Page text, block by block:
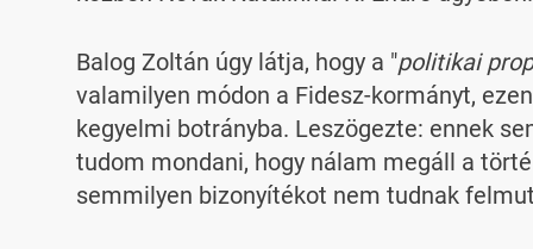
Balog Zoltán úgy látja, hogy a "politikai
valamilyen módon a Fidesz-kormányt,
kegyelmi botrányba. Leszögezte: ennek
tudom mondani, hogy nálam megáll a
semmilyen bizonyítékot nem tudnak